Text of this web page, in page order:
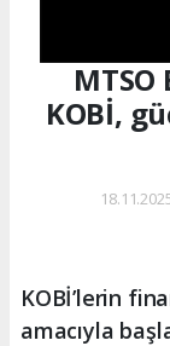
MTSO
KOBİ,
KOBİ’lerin
amacıyla